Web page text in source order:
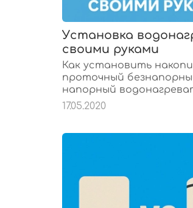
Установка
своими руками
Как установить
проточный
напорный
17.05.2020